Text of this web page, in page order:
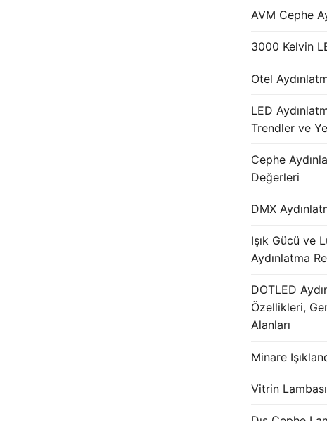
AVM Cephe
3000 Kelvin
Otel
LED
Trendler ve
Cephe
Değerleri
DMX
Işık Gücü ve
Aydınlatma
DOTLED
Özellikleri,
Alanları
Minare
Vitrin Lambası